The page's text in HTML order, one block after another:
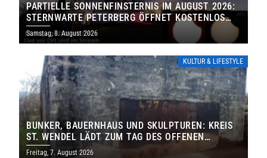
PARTIELLE SONNENFINSTERNIS IM AUGUST 2026:
STERNWARTE PETERBERG ÖFFNET KOSTENLOS
IHRE TORE
Samstag, 8. August 2026
KULTUR & LIFESTYLE
BUNKER, BAUERNHAUS UND SKULPTUREN: KREIS
ST. WENDEL LÄDT ZUM TAG DES OFFENEN
DENKMALS EIN
Freitag, 7. August 2026